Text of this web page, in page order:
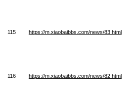
115 https://m.xiaobaibbs.com/news/83.html
116 https://m.xiaobaibbs.com/news/82.html